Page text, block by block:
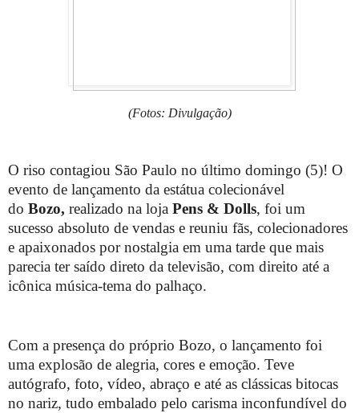
(Fotos: Divulgação)
O riso contagiou São Paulo no último domingo (5)! O
evento de lançamento da estátua colecionável
do Bozo, realizado na loja Pens & Dolls, foi um
sucesso absoluto de vendas e reuniu fãs, colecionadores
e apaixonados por nostalgia em uma tarde que mais
parecia ter saído direto da televisão, com direito até a
icônica música-tema do palhaço.
Com a presença do próprio Bozo, o lançamento foi
uma explosão de alegria, cores e emoção. Teve
autógrafo, foto, vídeo, abraço e até as clássicas bitocas
no nariz, tudo embalado pelo carisma inconfundível do